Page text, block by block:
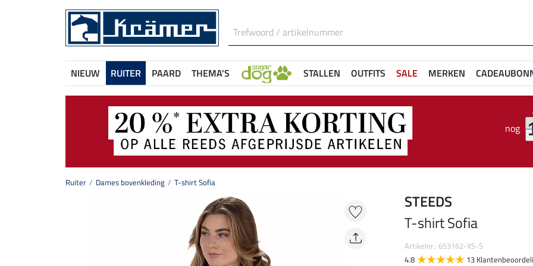
NIEUW RUITER PAARD THEMA'S STALLEN OUTFITS SALE MERKEN
nog
Ruiter Dames bovenkleding T-shirt Sofia
STEEDS
T-shirt Sofia
Artikelnr.: 653162-XS-S
4.8
13